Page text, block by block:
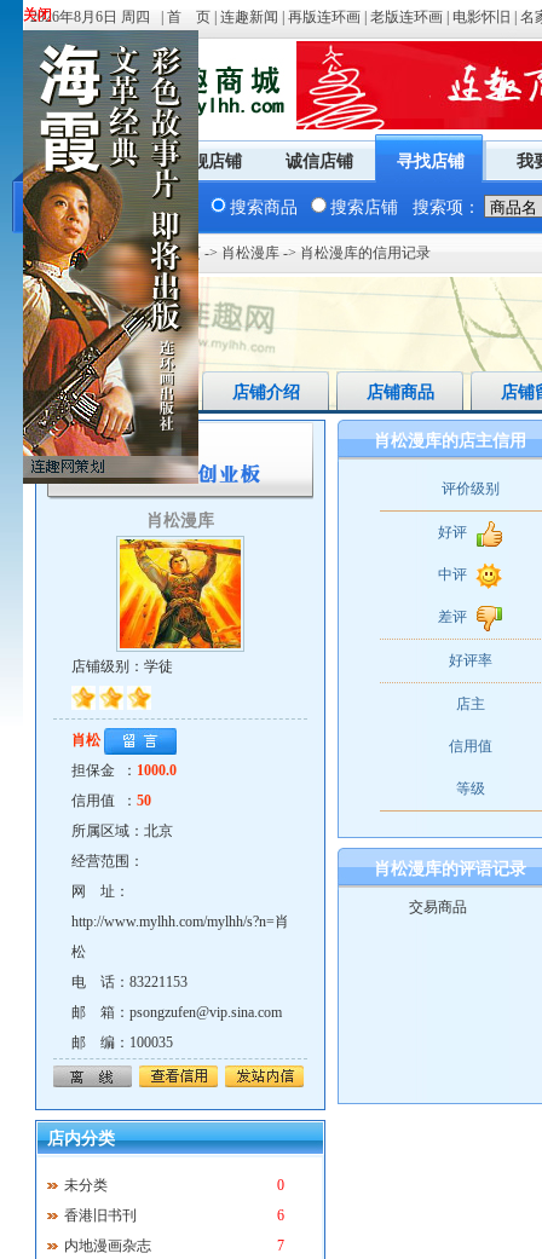
关闭
关闭
2026年8月6日 周四 | 首 页 连趣新闻 再版连环画 老版连环画 电影怀旧 名
商城首页 旗舰店铺 诚信店铺 寻找店铺 我
搜索商品 搜索店铺 搜索项：
您现在的位置：商城首页 -> 肖松漫库 -> 肖松漫库的信用记录
店铺首页 店铺介绍 店铺商品 店铺
肖松漫库
店铺级别：学徒
肖松
担保金 ： 1000.0
信用值 ： 50
所属区域：北京
经营范围：
网 址：
http://www.mylhh.com/mylhh/s?n=肖
松
电 话：83221153
邮 箱：psongzufen@vip.sina.com
邮 编：100035
店内分类
未分类
0
香港旧书刊
6
内地漫画杂志
7
肖松漫库的店主信用
评价级别
好评
中评
差评
好评率
店主
信用值
等级
肖松漫库的评语记录
交易商品